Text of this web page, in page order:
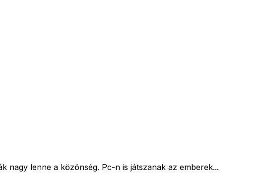
nagy lenne a közönség. Pc-n is játszanak az emberek...